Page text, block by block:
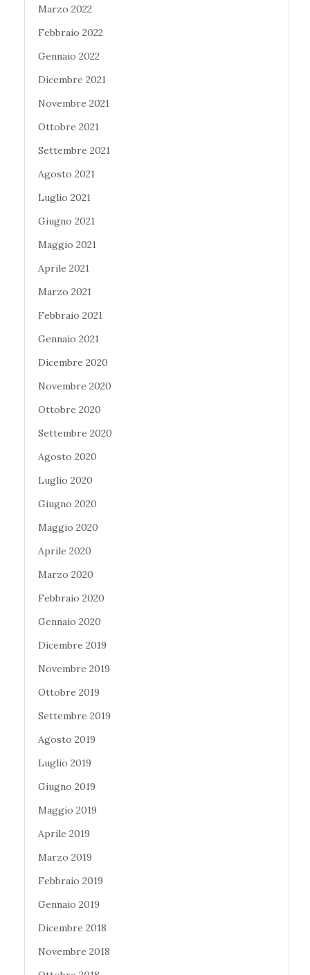
Marzo 2022
Febbraio 2022
Gennaio 2022
Dicembre 2021
Novembre 2021
Ottobre 2021
Settembre 2021
Agosto 2021
Luglio 2021
Giugno 2021
Maggio 2021
Aprile 2021
Marzo 2021
Febbraio 2021
Gennaio 2021
Dicembre 2020
Novembre 2020
Ottobre 2020
Settembre 2020
Agosto 2020
Luglio 2020
Giugno 2020
Maggio 2020
Aprile 2020
Marzo 2020
Febbraio 2020
Gennaio 2020
Dicembre 2019
Novembre 2019
Ottobre 2019
Settembre 2019
Agosto 2019
Luglio 2019
Giugno 2019
Maggio 2019
Aprile 2019
Marzo 2019
Febbraio 2019
Gennaio 2019
Dicembre 2018
Novembre 2018